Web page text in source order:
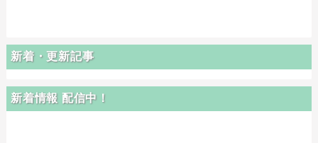
新着・更新記事
新着情報 配信中！